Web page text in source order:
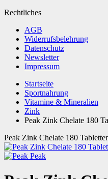
Rechtliches
AGB
Widerrufsbelehrung
Datenschutz
Newsletter
Impressum
Startseite
Sportnahrung
Vitamine & Mineralien
Zink
Peak Zink Chelate 180
Peak Zink Chelate 180
Peak